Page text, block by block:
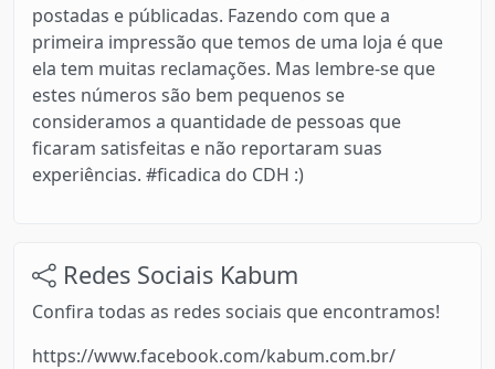
postadas e públicadas. Fazendo com que a
primeira impressão que temos de uma loja é que
ela tem muitas reclamações. Mas lembre-se que
estes números são bem pequenos se
consideramos a quantidade de pessoas que
ficaram satisfeitas e não reportaram suas
experiências. #ficadica do CDH :)
Redes Sociais Kabum
Confira todas as redes sociais que encontramos!
https://www.facebook.com/kabum.com.br/